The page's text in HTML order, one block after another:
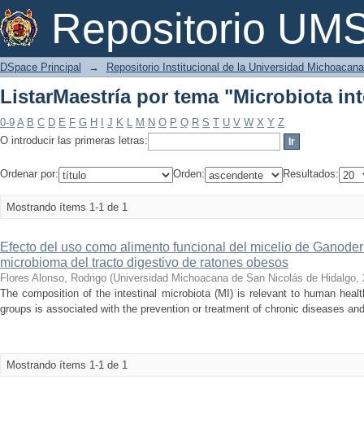
Repositorio
ListarMaestría por tema "Microbiota
DSpace Principal → Repositorio Institucional de la Universidad
ListarMaestría por tema "Microbiota
0-9 A B C D E F G H J K L M N O P Q R S T U V W X Y Z
O introducir las primeras letras:
Ordenar por: Orden: Resultados:
Mostrando ítems 1-1 de 1
Efecto del uso como alimento funcional del micelio de
microbioma del tracto digestivo de ratones obesos
Flores Alonso, Rodrigo (Universidad Michoacana de San Nicolás de Hidalgo,
The composition of the intestinal microbiota (MI) is relevant to human
groups is associated with the prevention or treatment of chronic diseases
Mostrando ítems 1-1 de 1